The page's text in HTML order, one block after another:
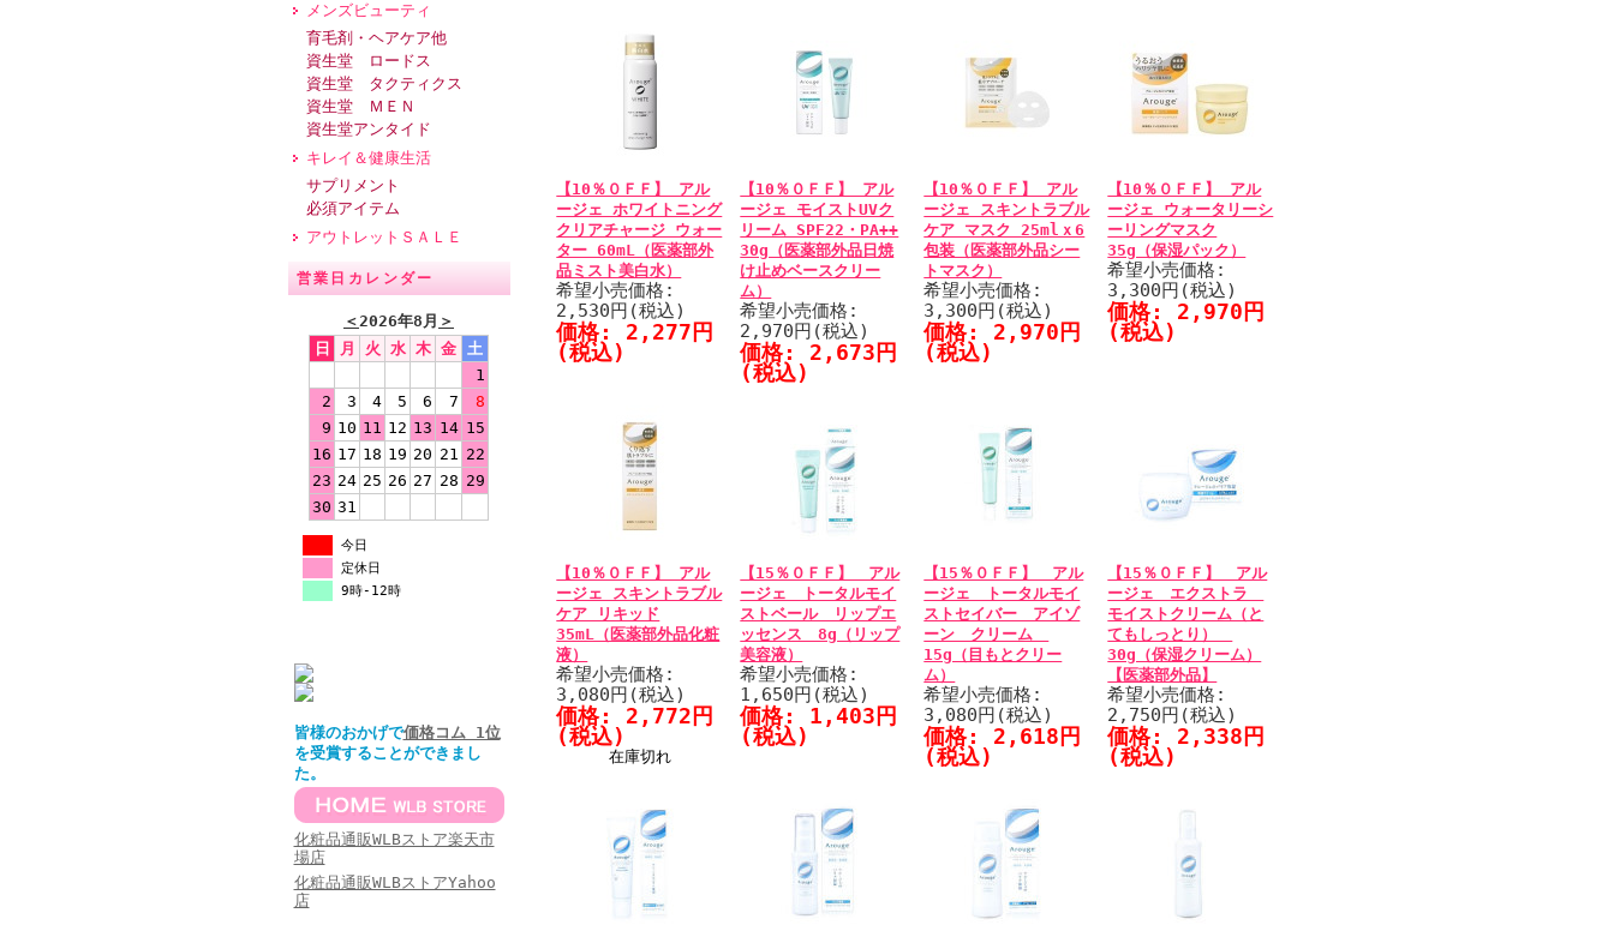
メンズビューティ
育毛剤・ヘアケア他
資生堂 ロードス
資生堂 タクティクス
資生堂 ＭＥＮ
資生堂アンタイド
キレイ＆健康生活
サプリメント
必須アイテム
アウトレットＳＡＬＥ
営業日カレンダー
＜2026年8月 ＞
日
月 火 水 木 金 土
1
2
3 4 5 6 7
8
9 10 11 12 13 14 15
16 17 18 19 20 21 22
23 24 25 26 27 28 29
30 31
今日
定休日
9時-12時
皆様のおかげで価格コム 1位
を受賞することができまし
た。
化粧品通販WLBストア楽天市
場店
化粧品通販WLBストアYahoo
店
【10％０ＦＦ】 アル
ージェ ホワイトニング
クリアチャージ ウォー
ター 60mL（医薬部外
品ミスト美白水）
希望小売価格:
2,530円(税込)
価格: 2,277円
(税込)
【10％０ＦＦ】 アル
ージェ モイストUVク
リーム SPF22・PA++
30g（医薬部外品日焼
け止めベースクリー
ム）
希望小売価格:
2,970円(税込)
価格: 2,673円
(税込)
【10％０ＦＦ】 アル
ージェ スキントラブル
ケア マスク 25mlｘ6
包装（医薬部外品シー
トマスク）
希望小売価格:
3,300円(税込)
価格: 2,970円
(税込)
【10％０ＦＦ】 アル
ージェ ウォータリーシ
ーリングマスク
35g（保湿パック）
希望小売価格:
3,300円(税込)
価格: 2,970円
(税込)
【10％０ＦＦ】 アル
ージェ スキントラブル
ケア リキッド
35mL（医薬部外品化粧
液）
希望小売価格:
3,080円(税込)
価格: 2,772円
(税込)
在庫切れ
【15％０ＦＦ】 アル
ージェ トータルモイ
ストベール リップエ
ッセンス 8g（リップ
美容液）
希望小売価格:
1,650円(税込)
価格: 1,403円
(税込)
【15％０ＦＦ】 アル
ージェ トータルモイ
ストセイバー アイゾ
ーン クリーム
15g（目もとクリー
ム）
希望小売価格:
3,080円(税込)
価格: 2,618円
(税込)
【15％０ＦＦ】 アル
ージェ エクストラ
モイストクリーム（と
てもしっとり）
30g（保湿クリーム）
【医薬部外品】
希望小売価格:
2,750円(税込)
価格: 2,338円
(税込)